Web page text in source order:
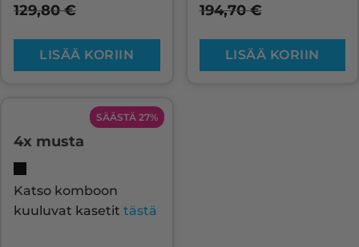
129,80€
LISÄÄ KORIIN
194,70€
LISÄÄ KORIIN
SÄÄSTÄ 27%
4x musta
Katso komboon
kuuluvat kasetit tästä